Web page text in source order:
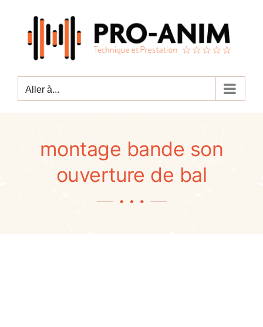
contenu
Aller à...
montage bande son
ouverture de bal